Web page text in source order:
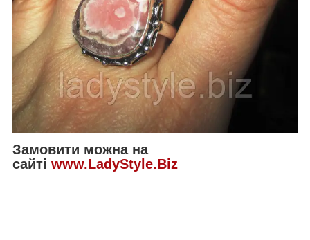
Замовити можна на
сайті www.LadyStyle.Biz